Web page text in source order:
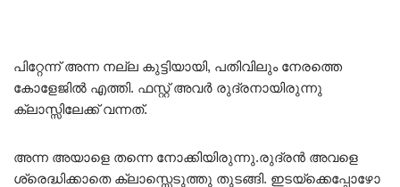
പിറ്റേന്ന് അന്ന നല്ല കുട്ടിയായി, പതിവിലും നേരത്തെ
കോളേജിൽ എത്തി. ഫസ്റ്റ് അവർ രുദ്രനായിരുന്നു
ക്ലാസ്സിലേക്ക് വന്നത്.
അന്ന അയാളെ തന്നെ നോക്കിയിരുന്നു.രുദ്രൻ അവളെ
ശ്രെദ്ധിക്കാതെ ക്ലാസ്സെടുത്തു തുടങ്ങി. ഇടയ്ക്കെപ്പോഴോ